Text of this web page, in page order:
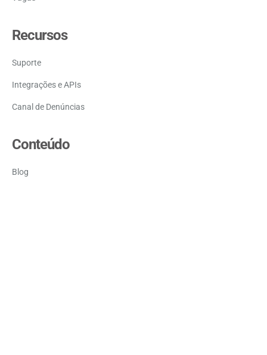
Recursos
Suporte
Canal de Denúncias
Integrações e APIs
Conteúdo
Blog